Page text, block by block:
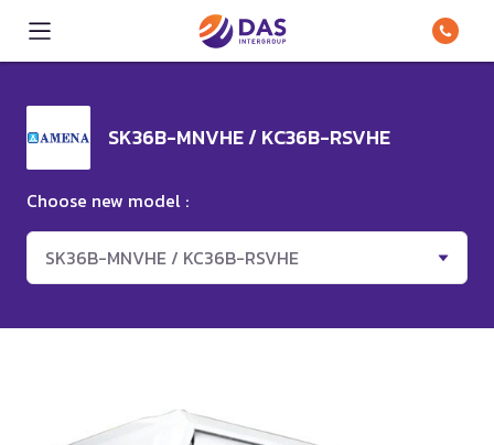
SK36B-MNVHE / KC36B-RSVHE
Choose new model :
SK36B-MNVHE / KC36B-RSVHE